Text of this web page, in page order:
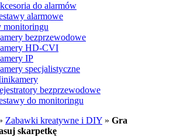
do alarmów
alarmowe
monitoringu
bezprzewodowe
HD-CVI
IP
specjalistyczne
bezprzewodowe
do monitoringu
Zabawki kreatywne i DIY » Gra
skarpetkę